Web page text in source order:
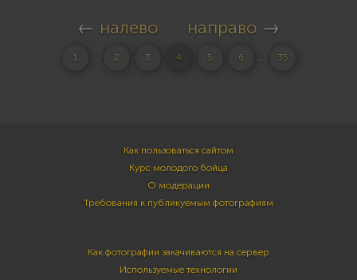
← налево направо →
1 ... 2 3 4 5 6 ... 35
Как пользоваться сайтом
Курс молодого бойца
О модерации
Требования к публикуемым фотографиям
Как фотографии закачиваются на сервер
Используемые технологии